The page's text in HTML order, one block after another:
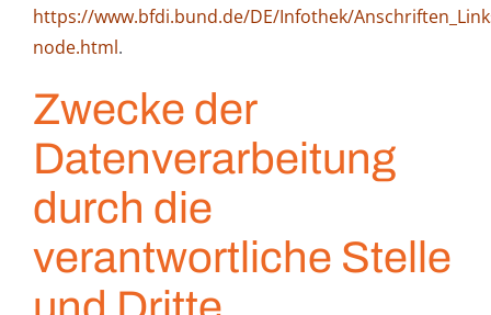
https://www.bfdi.bund.de/DE/Infothek/
node.html.
Zwecke der
Datenverarbeitung
durch die
verantwortliche Stelle